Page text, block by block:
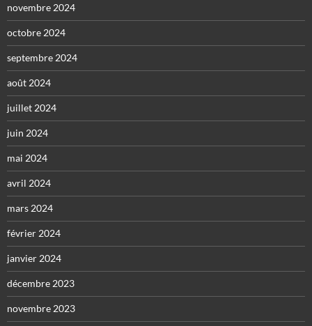
novembre 2024
octobre 2024
septembre 2024
août 2024
juillet 2024
juin 2024
mai 2024
avril 2024
mars 2024
février 2024
janvier 2024
décembre 2023
novembre 2023